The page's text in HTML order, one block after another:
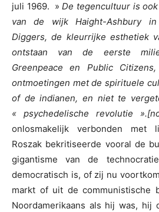
juli 1969. »De tegencultuur is
van de wijk Haight-Ashbury
Diggers, de kleurrijke esthetiek
ontstaan van de eerste
Greenpeace en Public
ontmoetingen met de spirituele
of de indianen, en niet te
« psychedelische revolutie
onlosmakelijk verbonden met
Roszak bekritiseerde vooral de
gigantisme van de
democratisch is, of zij nu
markt of uit de communistische
Noordamerikaans als hij was, hij